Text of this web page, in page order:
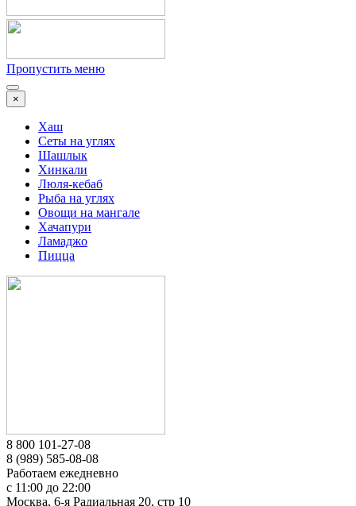
Пропустить меню
×
Хаш
Сеты на углях
Шашлык
Хинкали
Люля-кебаб
Рыба на углях
Овощи на мангале
Хачапури
Ламаджо
Пицца
8 800 101-27-08
8 (989) 585-08-08
Работаем ежедневно
с 11:00 до 22:00
Москва, 6-я Радиальная 20, стр 10